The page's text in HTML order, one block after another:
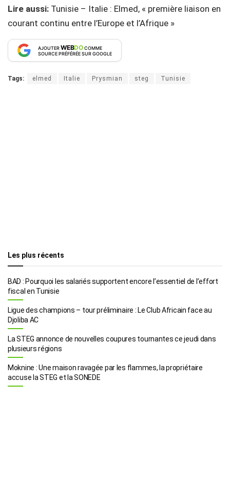
Lire aussi: Tunisie – Italie : Elmed, « première liaison en
courant continu entre l’Europe et l’Afrique »
AJOUTERWEBDOCOMME
SOURCE PRÉFÉRÉE SUR GOOGLE
Tags: elmed Italie Prysmian steg Tunisie
Les plus récents
BAD : Pourquoi les salariés supportent encore l’essentiel de l’effort
fiscal en Tunisie
Ligue des champions – tour préliminaire : Le Club Africain face au
Djoliba AC
La STEG annonce de nouvelles coupures tournantes ce jeudi dans
plusieurs régions
Moknine : Une maison ravagée par les flammes, la propriétaire
accuse la STEG et la SONEDE